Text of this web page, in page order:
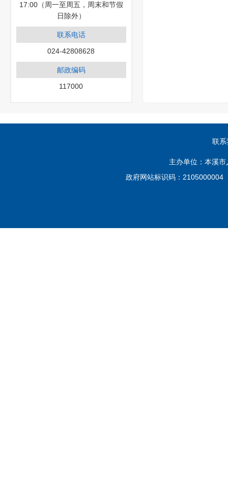
17:00（周一至周五，周末和节假
日除外）
联系电话
024-42808628
邮政编码
117000
联系
主办单位：本溪
政府网站标识码：